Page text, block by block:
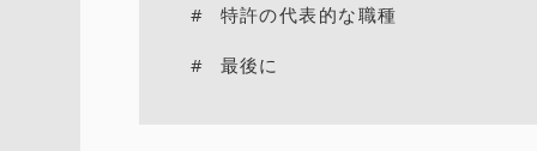
特許の代表的な職種
最後に